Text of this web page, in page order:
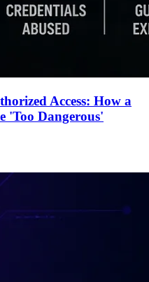
Access: How a
'Too Dangerous'